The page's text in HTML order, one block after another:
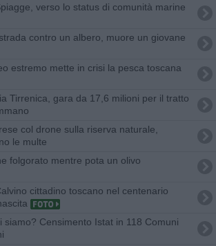
verso lo status di comunità marine
contro un albero, muore un giovane
estremo mette in crisi la pesca toscana
Tirrenica, gara da 17,6 milioni per il tratto
col drone sulla riserva naturale,
le multe
folgorato mentre pota un olivo
cittadino toscano nel centenario
siamo? Censimento Istat in 118 Comuni